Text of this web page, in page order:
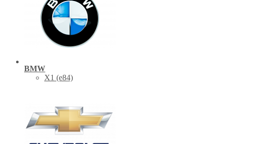
BMW
X1 (е84)